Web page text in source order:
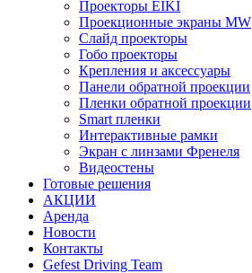
Проекторы EIKI
Проекционные экраны MW
Слайд проекторы
Гобо проекторы
Крепления и аксессуары
Панели обратной проекции
Пленки обратной проекции
Smart пленки
Интерактивные рамки
Экран с линзами Френеля
Видеостены
Готовые решения
АКЦИИ
Аренда
Новости
Контакты
Gefest Driving Team